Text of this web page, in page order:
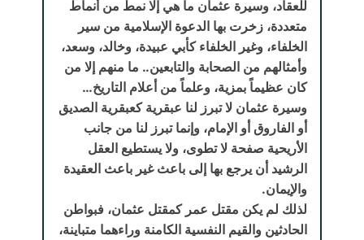
للعقاد، وسيرة عثمان ما هي إلا نمط من أنماط
متعددة، زخرت بها الدعوة الإسلامية من سير
الخلفاء، وغير الخلفاء كأبي عبيدة، وخالد، وسعد،
وأمثالهم من الصحابة والتابعين.. ما منهم إلا من
كان عظيماً بمزية، وعلماً من أعلام التاريخ…
وسيرة عثمان لا تبرز لنا عبقرية كعبقرية الصديق
أو الفاروق أو الإمام، وإنما تبرز لنا من جانب
الأريحية صفحة لا تطوى، ولا يستطيع العقل
الرشيد أن يرجع بها إلى باعث غير باعث العقيدة
والإيمان.
لذلك لم يكن مقتل عمر كمقتل عثمان، فبواطن
الحادثين والقيم النفسية الكامنة وراءهما متباينة،